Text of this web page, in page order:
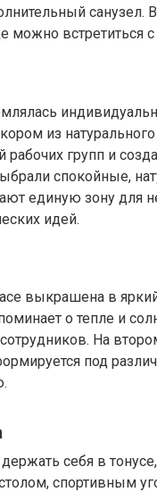
санузел.
можно встретиться с
из
рабочих групп и
спокойные,
единую зону для
идей.
выкрашена в
о тепле и
На
под
себя в
спортивным